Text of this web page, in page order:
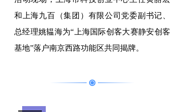
和上海九百（集团）有限公司党委副书记、
总经理姚韫海为“上海国际创客大赛静安创客
基地”落户南京西路功能区共同揭牌。